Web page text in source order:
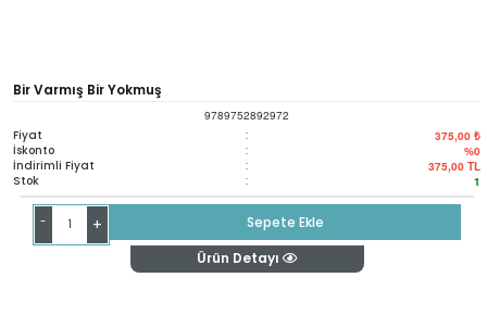
Bir Varmış Bir Yokmuş
9789752892972
Fiyat : 375,00 ₺
İskonto : %0
İndirimli Fiyat : 375,00 TL
Stok : 1
- +
Sepete Ekle
Ürün Detayı